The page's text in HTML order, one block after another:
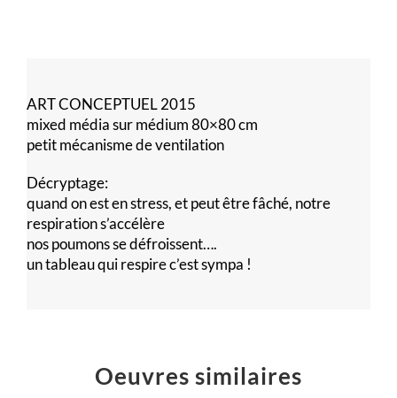
ART CONCEPTUEL 2015
mixed média sur médium 80×80 cm
petit mécanisme de ventilation
Décryptage:
quand on est en stress, et peut être fâché, notre
respiration s’accélère
nos poumons se défroissent….
un tableau qui respire c’est sympa !
Oeuvres similaires